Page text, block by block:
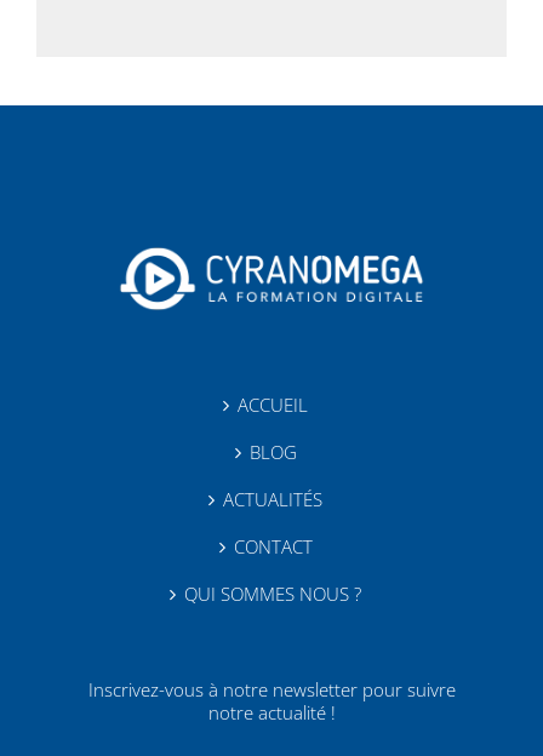
ACCUEIL
BLOG
ACTUALITÉS
CONTACT
QUI SOMMES NOUS ?
Inscrivez-vous à notre newsletter pour suivre
notre actualité !